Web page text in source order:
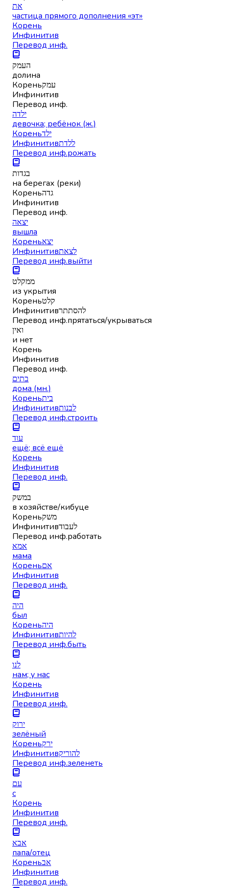
את
частица прямого дополнения «эт»
Корень
Инфинитив
Перевод инф.
העמק
долина
Кореньעמק
Инфинитив
Перевод инф.
ילדה
девочка; ребёнок (ж.)
Кореньילד
Инфинитивללדת
Перевод инф.рожать
בגדות
на берегах (реки)
Кореньגדה
Инфинитив
Перевод инф.
יצאה
вышла
Кореньיצא
Инфинитивלצאת
Перевод инф.выйти
ממקלט
из укрытия
Кореньקלט
Инфинитивלהסתתר
Перевод инф.прятаться/укрываться
ואין
и нет
Корень
Инфинитив
Перевод инф.
בתים
дома (мн.)
Кореньבית
Инфинитивלבנות
Перевод инф.строить
עוד
ещё; всё ещё
Корень
Инфинитив
Перевод инф.
במשק
в хозяйстве/кибуце
Кореньמשק
Инфинитивלעבוד
Перевод инф.работать
אמא
мама
Кореньאם
Инфинитив
Перевод инф.
היה
был
Кореньהיה
Инфинитивלהיות
Перевод инф.быть
לנו
нам; у нас
Корень
Инфинитив
Перевод инф.
ירוק
зелёный
Кореньירק
Инфинитивלהוריק
Перевод инф.зеленеть
עם
с
Корень
Инфинитив
Перевод инф.
אבא
папа/отец
Кореньאב
Инфинитив
Перевод инф.